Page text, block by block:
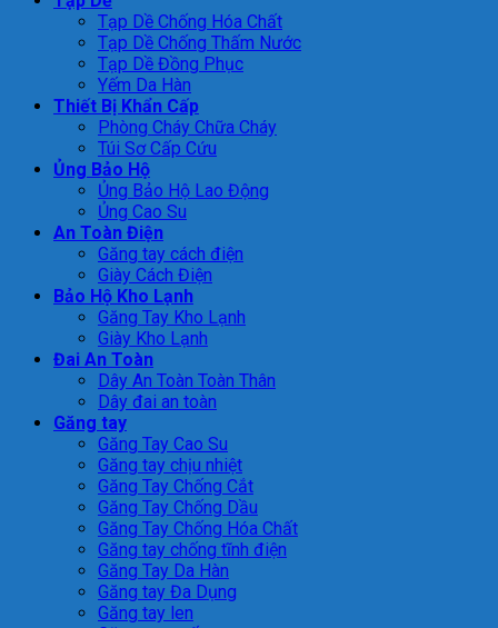
Tạp Dề Chống Hóa Chất
Tạp Dề Chống Thấm Nước
Tạp Dề Đồng Phục
Yếm Da Hàn
Thiết Bị Khẩn Cấp
Phòng Cháy Chữa Cháy
Túi Sơ Cấp Cứu
Ủng Bảo Hộ
Ủng Bảo Hộ Lao Động
Ủng Cao Su
An Toàn Điện
Găng tay cách điện
Giày Cách Điện
Bảo Hộ Kho Lạnh
Găng Tay Kho Lạnh
Giày Kho Lạnh
Đai An Toàn
Dây An Toàn Toàn Thân
Dây đai an toàn
Găng tay
Găng Tay Cao Su
Găng tay chịu nhiệt
Găng Tay Chống Cắt
Găng Tay Chống Dầu
Găng Tay Chống Hóa Chất
Găng tay chống tĩnh điện
Găng Tay Da Hàn
Găng tay Đa Dụng
Găng tay len